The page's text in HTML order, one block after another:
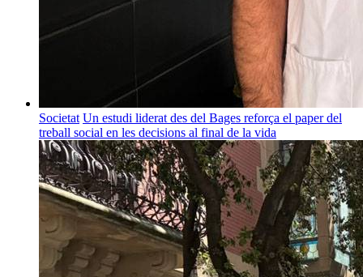
Societat Un estudi liderat des del Bages reforça el paper del
treball social en les decisions al final de la vida